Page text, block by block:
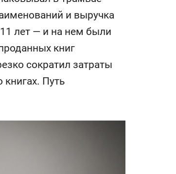
и выручка
лет — и на нем были
книг
сократил затраты
Путь
состоянием как основа
антихрупких команд